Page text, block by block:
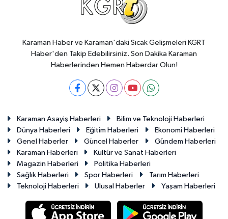
Karaman Haber ve Karaman'daki Sıcak Gelişmeleri KGRT
Haber'den Takip Edebilirsiniz. Son Dakika Karaman
Haberlerinden Hemen Haberdar Olun!
Karaman Asayiş Haberleri
Bilim ve Teknoloji Haberleri
Dünya Haberleri
Eğitim Haberleri
Ekonomi Haberleri
Genel Haberler
Güncel Haberler
Gündem Haberleri
Karaman Haberleri
Kültür ve Sanat Haberleri
Magazin Haberleri
Politika Haberleri
Sağlık Haberleri
Spor Haberleri
Tarım Haberleri
Teknoloji Haberleri
Ulusal Haberler Yaşam Haberleri